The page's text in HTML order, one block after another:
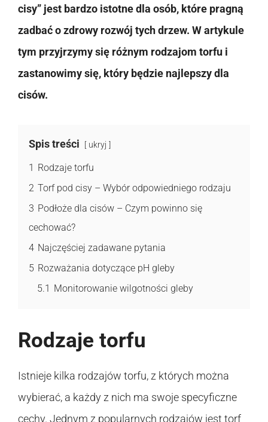
cisy” jest bardzo istotne dla osób, które pragną
zadbać o zdrowy rozwój tych drzew. W artykule
tym przyjrzymy się różnym rodzajom torfu i
zastanowimy się, który będzie najlepszy dla
cisów.
Spis treści ukryj
1 Rodzaje torfu
2 Torf pod cisy – Wybór odpowiedniego rodzaju
3 Podłoże dla cisów – Czym powinno się
cechować?
4 Najczęściej zadawane pytania
5 Rozważania dotyczące pH gleby
5.1 Monitorowanie wilgotności gleby
Rodzaje torfu
Istnieje kilka rodzajów torfu, z których można
wybierać, a każdy z nich ma swoje specyficzne
cechy. Jednym z popularnych rodzajów jest torf